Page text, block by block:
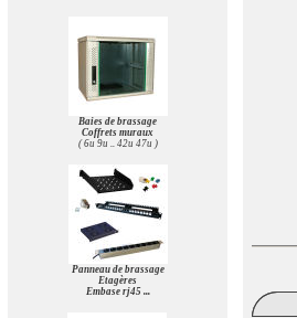
Baies de brassage
Coffrets muraux
( 6u 9u .. 42u 47u )
Panneau de brassage
Etagères
Embase rj45 ...